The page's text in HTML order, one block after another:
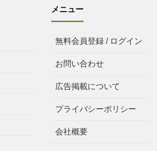
メニュー
無料会員登録 / ログイン
お問い合わせ
広告掲載について
プライバシーポリシー
会社概要